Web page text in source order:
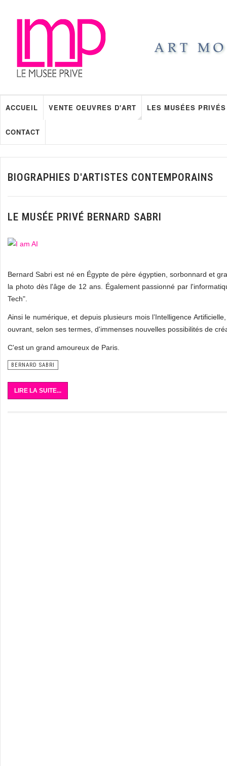
ACCUEIL VENTE OEUVRES D'ART LES MUSÉES PRIVÉS
CONTACT
BIOGRAPHIES D'ARTISTES CONTEMPORAINS
LE MUSÉE PRIVÉ BERNARD SABRI
Bernard Sabri est né en Égypte de père égyptien, sorbonnard et
la photo dès l'âge de 12 ans. Également passionné par
Tech".
Ainsi le numérique, et depuis plusieurs mois l’Intelligence
ouvrant, selon ses termes, d'immenses nouvelles possibilités de
C'est un grand amoureux de Paris.
BERNARD SABRI
LIRE LA SUITE...